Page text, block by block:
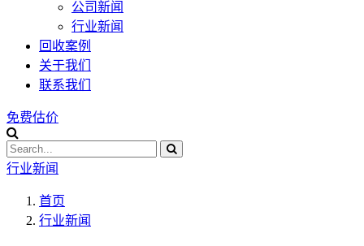
公司新闻
行业新闻
回收案例
关于我们
联系我们
免费估价
行业新闻
首页
行业新闻